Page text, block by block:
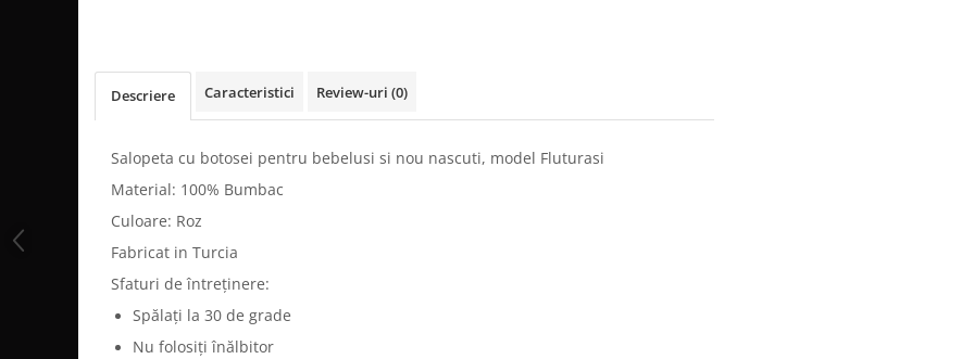
Descriere Caracteristici Review-uri (0)
Salopeta cu botosei pentru bebelusi si nou nascuti, model Fluturasi
Material: 100% Bumbac
Culoare: Roz
Fabricat in Turcia
Sfaturi de întreținere:
Spălați la 30 de grade
Nu folosiți înălbitor